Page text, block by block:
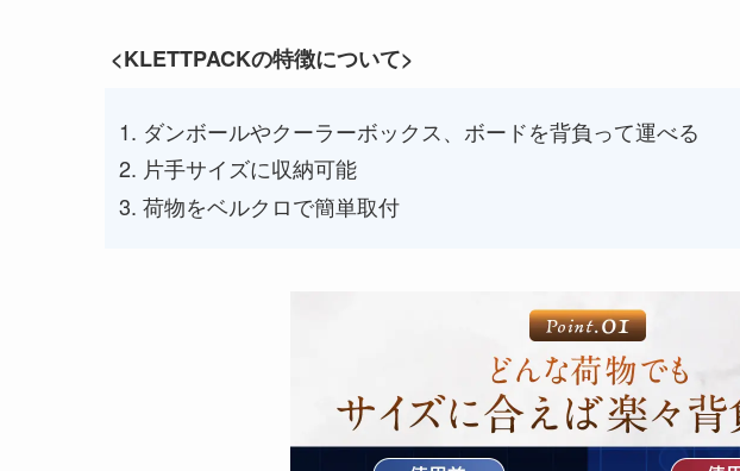
<KLETTPACKの特徴について>
ダンボールやクーラーボックス、ボードを背負って運べる
片手サイズに収納可能
荷物をベルクロで簡単取付